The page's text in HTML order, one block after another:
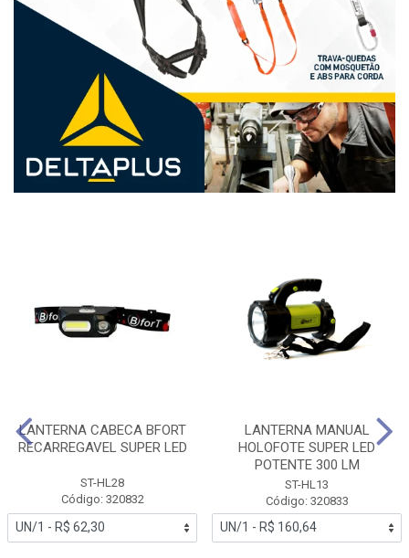
LANTERNA CABECA BFORT
RECARREGAVEL SUPER LED
ST-HL28
Código: 320832
LANTERNA MANUAL
HOLOFOTE SUPER LED
POTENTE 300 LM
ST-HL13
Código: 320833